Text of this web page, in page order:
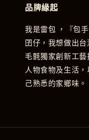
品牌緣起
我是雷包 ，『包
囝仔，我想做出
毛氈獨家創新工
人物食物及生活
己熟悉的家鄉味。